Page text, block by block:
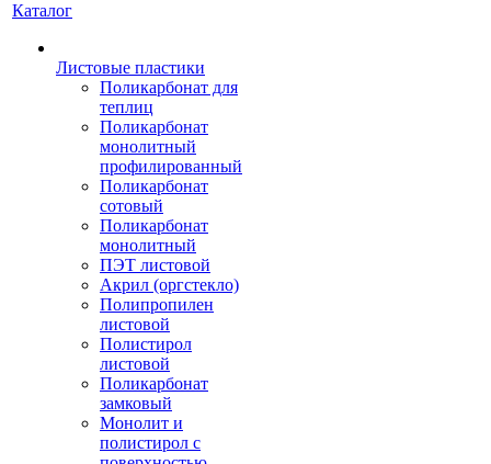
Каталог
Листовые пластики
Поликарбонат для
теплиц
Поликарбонат
монолитный
профилированный
Поликарбонат
сотовый
Поликарбонат
монолитный
ПЭТ листовой
Акрил (оргстекло)
Полипропилен
листовой
Полистирол
листовой
Поликарбонат
замковый
Монолит и
полистирол с